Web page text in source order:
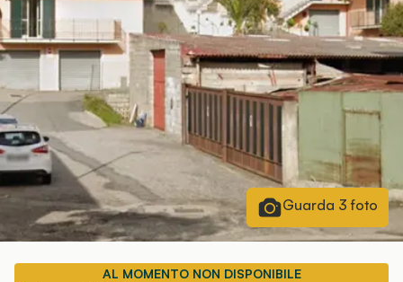
Guarda 3 foto
AL MOMENTO NON DISPONIBILE